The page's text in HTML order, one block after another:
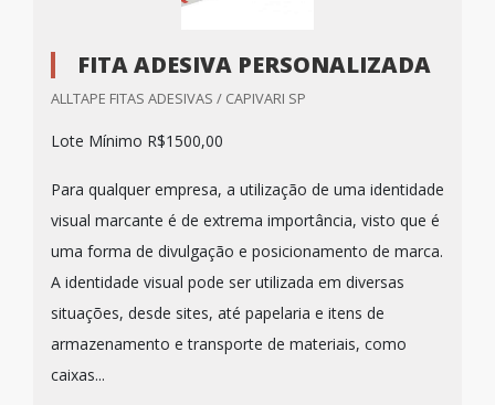
FITA ADESIVA PERSONALIZADA
ALLTAPE FITAS ADESIVAS / CAPIVARI SP
Lote Mínimo R$1500,00
Para qualquer empresa, a utilização de uma identidade
visual marcante é de extrema importância, visto que é
uma forma de divulgação e posicionamento de marca.
A identidade visual pode ser utilizada em diversas
situações, desde sites, até papelaria e itens de
armazenamento e transporte de materiais, como
caixas...